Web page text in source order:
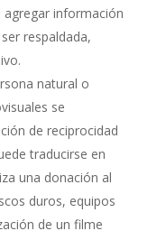
agregar información
respaldada,
natural o
se
de reciprocidad
traducirse en
una donación al
duros, equipos
de un filme